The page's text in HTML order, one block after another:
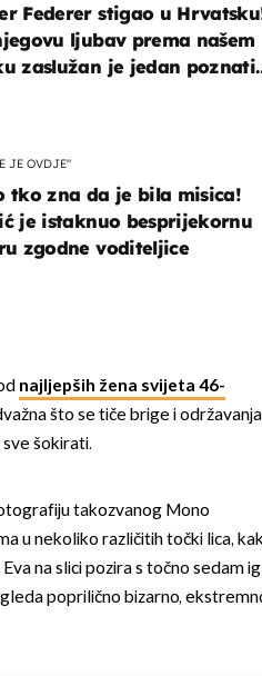
Federer stigao u
ljubav prema našem
zaslužan je jedan poznati
JE OVDJE"
tko zna da je bila misica!
je istaknuo besprijekornu
zgodne voditeljice
najljepših žena svijeta 46-
što se tiče brige i održavanja
šokirati.
takozvanog Mono
u nekoliko različitih točki lica,
na slici pozira s točno sedam
poprilično bizarno,
OMOGUĆI